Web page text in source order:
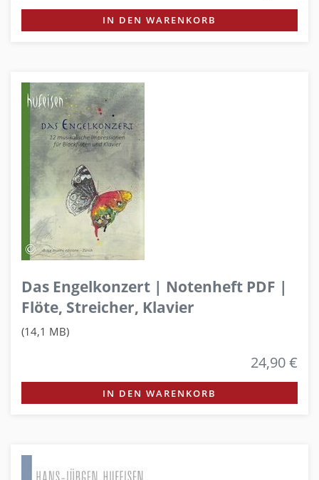
IN DEN WARENKORB
Das Engelkonzert | Notenheft PDF |
Flöte, Streicher, Klavier
(14,1 MB)
24,90 €
IN DEN WARENKORB